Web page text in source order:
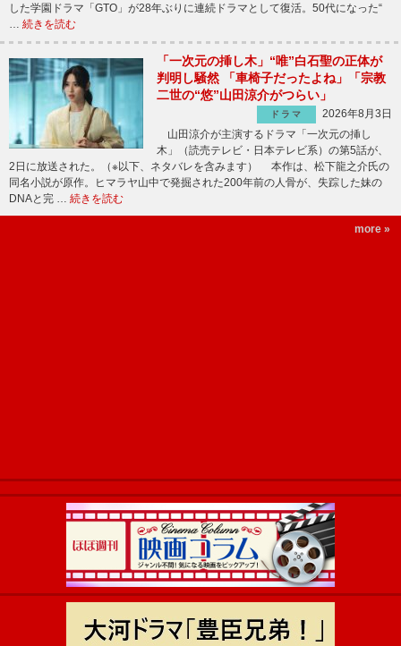
した学園ドラマ「GTO」が28年ぶりに連続ドラマとして復活。50代になった“
… 続きを読む
「一次元の挿し木」“唯”白石聖の正体が
判明し騒然 「車椅子だったよね」「宗教
二世の“悠”山田涼介がつらい」
ドラマ
2026年8月3日
山田涼介が主演するドラマ「一次元の挿し
木」（読売テレビ・日本テレビ系）の第5話が、
2日に放送された。（※以下、ネタバレを含みます） 本作は、松下龍之介氏の
同名小説が原作。ヒマラヤ山中で発掘された200年前の人骨が、失踪した妹の
DNAと完 … 続きを読む
more »